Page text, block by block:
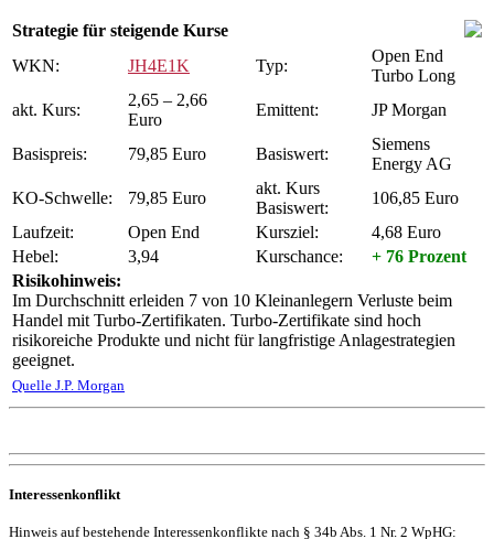
Strategie für steigende Kurse
WKN:
JH4E1K Typ:
Open End
Turbo Long
akt. Kurs:
2,65 – 2,66
Euro
Emittent: JP Morgan
Basispreis: 79,85 Euro Basiswert:
Siemens
Energy AG
KO-Schwelle:
79,85 Euro
akt. Kurs
Basiswert:
106,85 Euro
Laufzeit:
Open End Kursziel:
4,68 Euro
Hebel:
3,94 Kurschance:
+ 76 Prozent
Risikohinweis:
Im Durchschnitt erleiden 7 von 10 Kleinanlegern Verluste beim
Handel mit Turbo-Zertifikaten. Turbo-Zertifikate sind hoch
risikoreiche Produkte und nicht für langfristige Anlagestrategien
geeignet.
Quelle J.P. Morgan
Interessenkonflikt
Hinweis auf bestehende Interessenkonflikte nach § 34b Abs. 1 Nr. 2 WpHG: